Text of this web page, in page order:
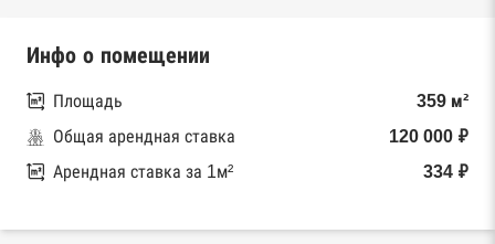
Инфо о помещении
Площадь
359 м²
Общая арендная ставка
120 000 ₽
Арендная ставка за 1м²
334 ₽